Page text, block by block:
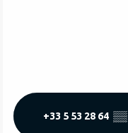
+33 5 53 28 64 ▒▒